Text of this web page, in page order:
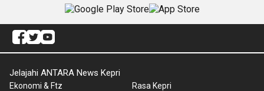
Jelajahi ANTARA News Kepri
Ekonomi & Ftz
Rasa Kepri